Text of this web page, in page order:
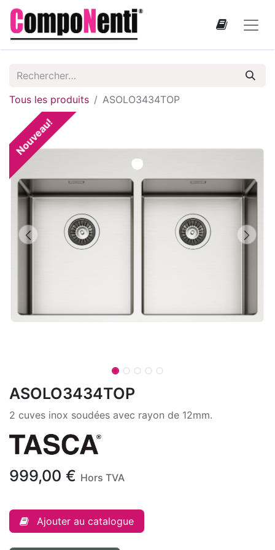
Tous les produits ASOLO3434TOP
Nouveau!
ASOLO3434TOP
2 cuves inox soudées avec rayon de 12mm.
999,00 € Hors TVA
Ajouter au catalogue